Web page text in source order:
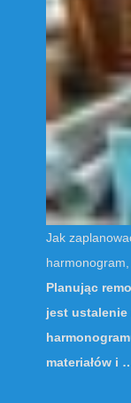
Jak
Planując
jest
materiałów i